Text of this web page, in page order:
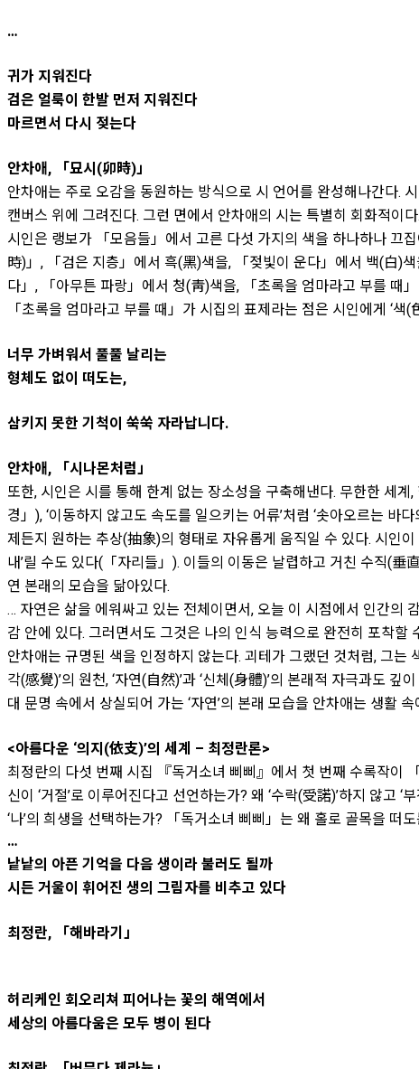
…
귀가 지워진다
검은 얼룩이 한발 먼저 지워진다
마르면서 다시 젖는다
안차애, 「묘시(卯時)」
안차애는 주로 오감을 동원하는 방식으로 시 언어를 완성해나간다.
캔버스 위에 그려진다. 그런 면에서 안차애의 시는 특별히 회화적이
시인은 랭보가 「모음들」에서 고른 다섯 가지의 색을 하나하나 끄
時)」, 「검은 지층」에서 흑(黑)색을, 「젖빛이 운다」에서 백(白)
다」, 「아무튼 파랑」에서 청(靑)색을, 「초록을 엄마라고 부를 때
「초록을 엄마라고 부를 때」가 시집의 표제라는 점은 시인에게 ‘
너무 가벼워서 풀풀 날리는
형체도 없이 떠도는,
삼키지 못한 기척이 쑥쑥 자라납니다.
안차애, 「시나몬처럼」
또한, 시인은 시를 통해 한계 없는 장소성을 구축해낸다. 무한한 세
경」), ‘이동하지 않고도 속도를 일으키는 어류’처럼 ‘솟아오르는
제든지 원하는 추상(抽象)의 형태로 자유롭게 움직일 수 있다. 시인
내’릴 수도 있다(「자리들」). 이들의 이동은 날렵하고 거친 수직(
연 본래의 모습을 닮아있다.
… 자연은 삶을 에워싸고 있는 전체이면서, 오늘 이 시점에서 인간의
감 안에 있다. 그러면서도 그것은 나의 인식 능력으로 완전히 포착할
안차애는 규명된 색을 인정하지 않는다. 괴테가 그랬던 것처럼, 그는
각(感覺)’의 원천, ‘자연(自然)’과 ‘신체(身體)’의 본래적 자극과도
대 문명 속에서 상실되어 가는 ‘자연’의 본래 모습을 안차애는 생활
<아름다운 ‘의지(依支)’의 세계 – 최정란론>
최정란의 다섯 번째 시집 『독거소녀 삐삐』에서 첫 번째 수록작이
신이 ‘거절’로 이루어진다고 선언하는가? 왜 ‘수락(受諾)’하지 않고
‘나’의 희생을 선택하는가? 「독거소녀 삐삐」는 왜 홀로 골목을 떠
…
낱낱의 아픈 기억을 다음 생이라 불러도 될까
시든 거울이 휘어진 생의 그림자를 비추고 있다
최정란, 「해바라기」
허리케인 회오리쳐 피어나는 꽃의 해역에서
세상의 아름다움은 모두 병이 된다